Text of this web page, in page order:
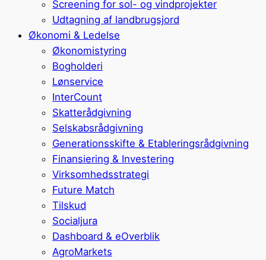
Screening for sol- og vindprojekter
Udtagning af landbrugsjord
Økonomi & Ledelse
Økonomistyring
Bogholderi
Lønservice
InterCount
Skatterådgivning
Selskabsrådgivning
Generationsskifte & Etableringsrådgivning
Finansiering & Investering
Virksomhedsstrategi
Future Match
Tilskud
Socialjura
Dashboard & eOverblik
AgroMarkets